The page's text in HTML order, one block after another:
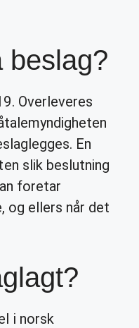
beslag?
Overleveres
En
slik beslutning
foretar
og ellers når det
i norsk